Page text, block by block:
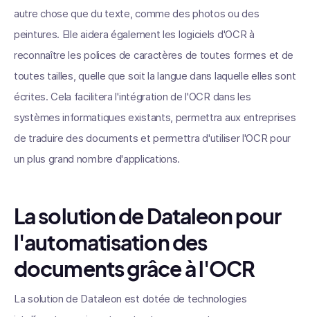
autre chose que du texte, comme des photos ou des
peintures. Elle aidera également les logiciels d'OCR à
reconnaître les polices de caractères de toutes formes et de
toutes tailles, quelle que soit la langue dans laquelle elles sont
écrites. Cela facilitera l'intégration de l'OCR dans les
systèmes informatiques existants, permettra aux entreprises
de traduire des documents et permettra d'utiliser l'OCR pour
un plus grand nombre d'applications.
La solution de Dataleon pour
l'automatisation des
documents grâce à l'OCR
La solution de Dataleon est dotée de technologies